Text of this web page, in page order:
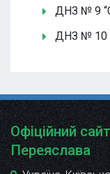
ДНЗ № 9
ДНЗ № 10
Офіційний
Переяслава